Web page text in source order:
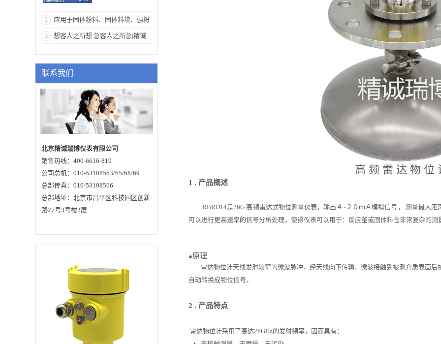
2 应用于固体粉料、固体料块、强粉
尘环境的26GHZ高频雷达物位计
3 想客人之所想 急客人之所急|精诚
联系我们
北京精诚瑞博仪表有限公司
销售热线：400-6616-819
公司总机：010-53108563/65/68/69
总部传真：010-53108566
总部地址：北京市昌平区科技园区创新
路27号3号楼2层
高 频 雷 达 物 位
1 . 产品概述
RBRD14是26G 高频雷达式物位测量仪表，输出４~ ２０ｍＡ模拟信号， 测量最大距
可以进行更高速率的信号分析处理，使得仪表可以用于：反应釜或固体料仓非常复杂的测
●原理
雷达物位计天线发射较窄的微波脉冲，经天线向下传输，微波接触到被测介质表面
自动转换成物位信号。
2 . 产品特点
雷达物位计采用了高达26GHz的发射频率，因而具有：